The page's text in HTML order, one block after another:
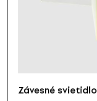
Závesné svietidlo